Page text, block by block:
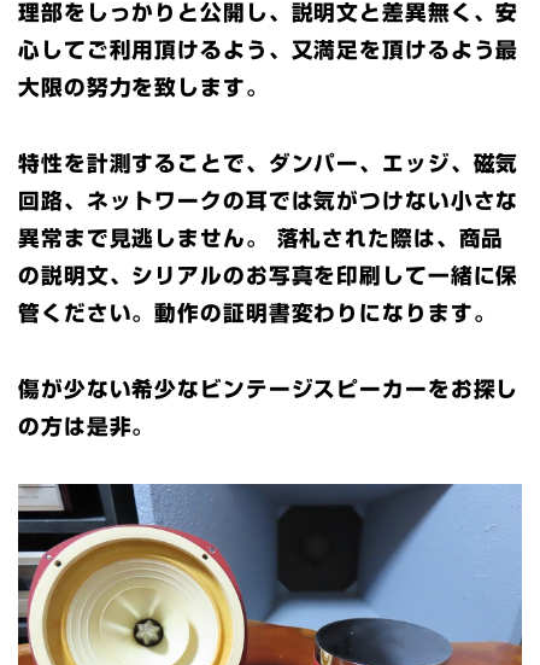
理部をしっかりと公開し、説明文と差異無く、安
心してご利用頂けるよう、又満足を頂けるよう最
大限の努力を致します。
特性を計測することで、ダンパー、エッジ、磁気
回路、ネットワークの耳では気がつけない小さな
異常まで見逃しません。 落札された際は、商品
の説明文、シリアルのお写真を印刷して一緒に保
管ください。動作の証明書変わりになります。
傷が少ない希少なビンテージスピーカーをお探し
の方は是非。